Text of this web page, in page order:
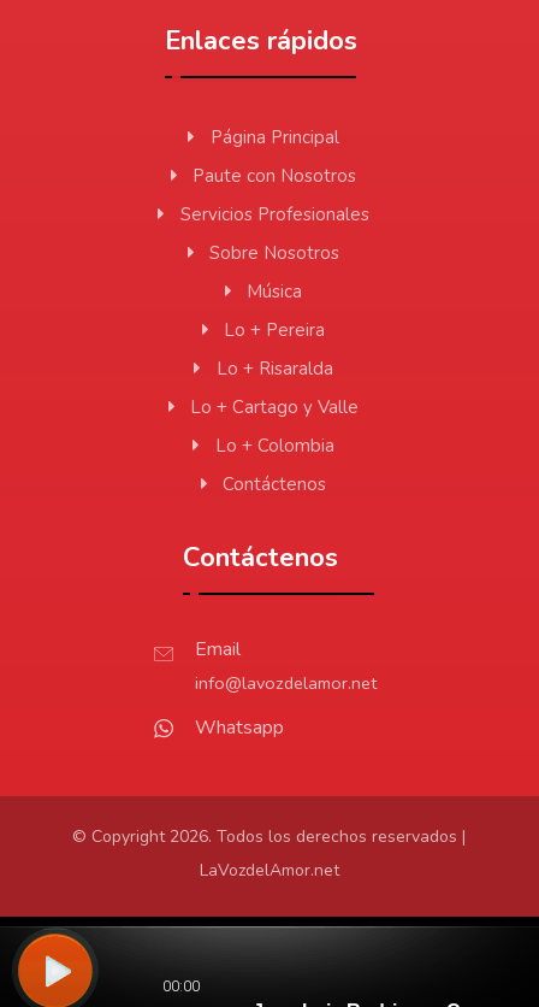
Enlaces rápidos
Página Principal
Paute con Nosotros
Servicios Profesionales
Sobre Nosotros
Música
Lo + Pereira
Lo + Risaralda
Lo + Cartago y Valle
Lo + Colombia
Contáctenos
Contáctenos
Email
info@lavozdelamor.net
Whatsapp
© Copyright 2026. Todos los derechos reservados |
LaVozdelAmor.net
Protección de Datos
Desarrollado por